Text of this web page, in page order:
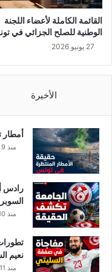
وتابع أن “التجارب
مختلفة لخطورة المرض،
وهمي”.
4. ما الفرق بينه وبين أدوية أخرى؟
ثمة أدوية كثيرة يجرى
كورونا المستجد، من بينها
للفيروسات.
ولفت جريفين إلى أن
“فافيبيرافير” لا يكون
تركيز مرتفعة نسبياً،
أفضل، ولا سيما على ضوء
بالمقارنة مع فيروسات
ر
و
ن
ل
ل
ق
ع
ا
م
ح
ت
ش
ر
القائمة الكاملة لأعضاء اللجنة
الوطنية للصلح الجزائي في
27 يونيو 2026
الأخيرة
منذ 9 ساعات
رادس
منذ 10 ساعات
نعيم
منذ 11 ساعة